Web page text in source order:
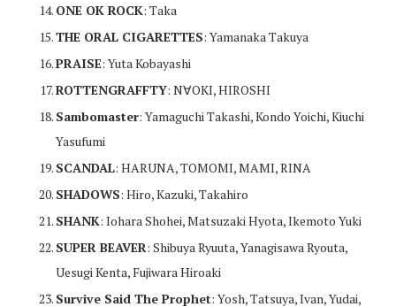
ONE OK ROCK: Taka
THE ORAL CIGARETTES: Yamanaka Takuya
PRAISE: Yuta Kobayashi
ROTTENGRAFFTY: N∀OKI, HIROSHI
Sambomaster: Yamaguchi Takashi, Kondo Yoichi, Kiuchi
Yasufumi
SCANDAL: HARUNA, TOMOMI, MAMI, RINA
SHADOWS: Hiro, Kazuki, Takahiro
SHANK: Iohara Shohei, Matsuzaki Hyota, Ikemoto Yuki
SUPER BEAVER: Shibuya Ryuuta, Yanagisawa Ryouta,
Uesugi Kenta, Fujiwara Hiroaki
Survive Said The Prophet: Yosh, Tatsuya, Ivan, Yudai,